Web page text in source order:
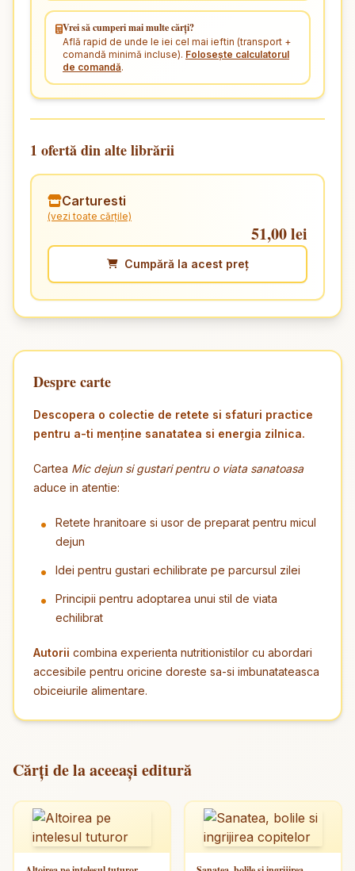
Vrei să cumperi mai multe cărți?
Află rapid de unde le iei cel mai ieftin (transport +
comandă minimă incluse). Folosește calculatorul
de comandă.
1 ofertă din alte librării
Carturesti
(vezi toate cărțile)
51,00 lei
Cumpără la acest preț
Despre carte
Descopera o colectie de retete si sfaturi practice
pentru a-ti menține sanatatea si energia zilnica.
Cartea Mic dejun si gustari pentru o viata sanatoasa
aduce in atentie:
Retete hranitoare si usor de preparat pentru micul
dejun
Idei pentru gustari echilibrate pe parcursul zilei
Principii pentru adoptarea unui stil de viata
echilibrat
Autorii combina experienta nutritionistilor cu abordari
accesibile pentru oricine doreste sa-si imbunatateasca
obiceiurile alimentare.
Cărți de la aceeași editură